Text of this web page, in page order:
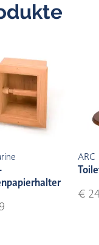
ARC
€